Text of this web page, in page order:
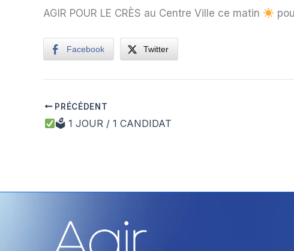
AGIR POUR LE CRÈS au Centre Ville ce matin
Facebook Twitter
PRÉCÉDENT
🗳 1 JOUR / 1 CANDIDAT